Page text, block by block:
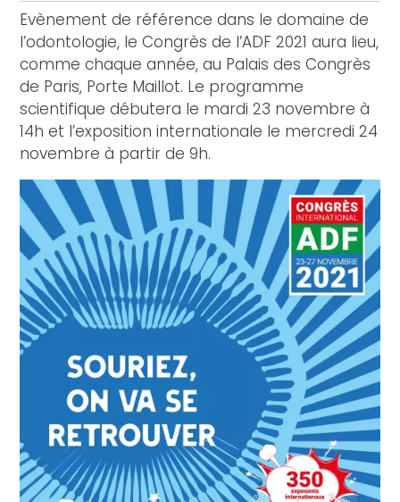
Evènement de référence dans le domaine de
l’odontologie, le Congrès de l’ADF 2021 aura lieu,
comme chaque année, au Palais des Congrès
de Paris, Porte Maillot. Le programme
scientifique débutera le mardi 23 novembre à
14h et l’exposition internationale le mercredi 24
novembre à partir de 9h.